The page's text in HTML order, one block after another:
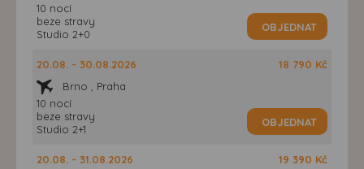
10 nocí
beze stravy
Studio 2+0
OBJEDNAT
20.08. - 30.08.2026
Brno , Praha
10 nocí
beze stravy
Studio 2+1
18 790 Kč
OBJEDNAT
20.08. - 31.08.2026
19 390 Kč